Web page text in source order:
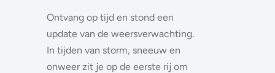
Ontvang op tijd en stond een
update van de weersverwachting.
In tijden van storm, sneeuw en
onweer zit je op de eerste rij om